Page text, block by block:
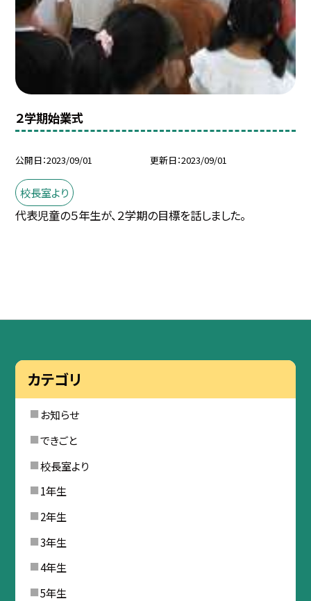
２学期始業式
公開日 2023/09/01 更新日 2023/09/01
校長室より
代表児童の５年生が、２学期の目標を話しました。
カテゴリ
お知らせ
できごと
校長室より
1年生
2年生
3年生
4年生
5年生